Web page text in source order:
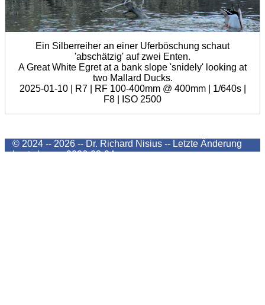
Ein Silberreiher an einer Uferböschung schaut
'abschätzig' auf zwei Enten.
A Great White Egret at a bank slope 'snidely' looking at
two Mallard Ducks.
2025-01-10 | R7 | RF 100-400mm @ 400mm | 1/640s |
F8 | ISO 2500
© 2024 -- 2026 -- Dr. Richard Nisius -- Letzte Änderung
Last change2026-08-04